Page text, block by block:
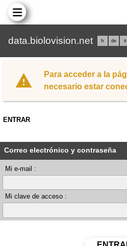
data.biolovision.net fr de it
Para acceder a la
necesario estar
ENTRAR
Correo electrónico y contraseña
Mi e-mail :
Mi clave de acceso :